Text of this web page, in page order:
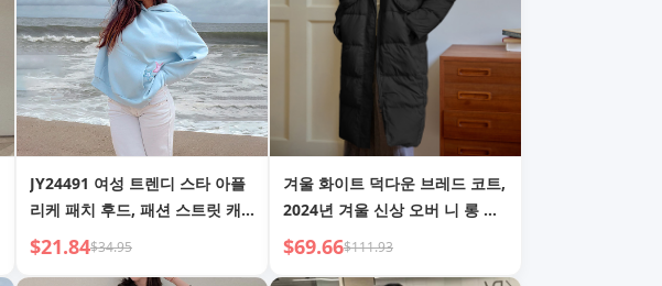
JY24491 여성 트렌디 스타 아플
리케 패치 후드, 패션 스트릿 캐
주얼 만능 루즈핏 탑
$21.84$34.95
겨울 화이트 덕다운 브레드 코트,
2024년 겨울 신상 오버 니 롱 기
장 보온 아우터, 하프 하이넥 다
운 재킷, 재고 있음
$69.66$111.93